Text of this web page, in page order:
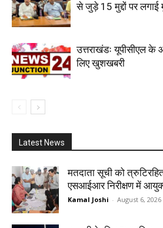
से जुड़े 15 मुद्दों पर लगाई
उत्तराखंडः यूपीसीएल के
लिए खुशखबरी
Latest News
मतदाता सूची को
एसआईआर निरीक्षण में
Kamal Joshi - August 6, 2026